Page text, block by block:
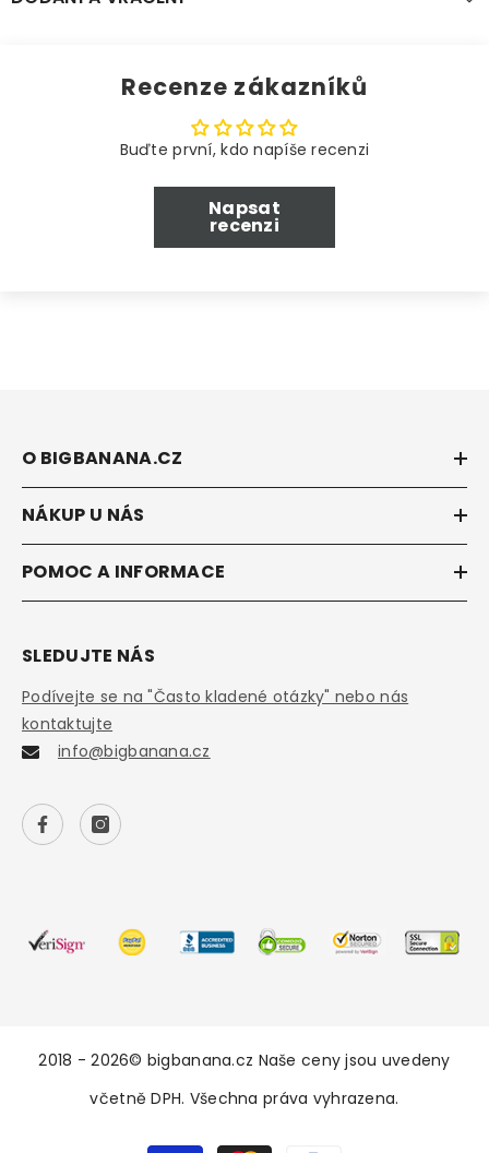
Recenze zákazníků
Buďte první, kdo napíše recenzi
Napsat
recenzi
O BIGBANANA.CZ
NÁKUP U NÁS
POMOC A INFORMACE
SLEDUJTE NÁS
Podívejte se na "Často kladené otázky" nebo nás
kontaktujte
info@bigbanana.cz
2018 - 2026© bigbanana.cz Naše ceny jsou uvedeny
včetně DPH. Všechna práva vyhrazena.